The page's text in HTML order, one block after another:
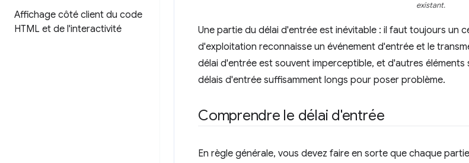
Affichage côté client du code
HTML et de l'interactivité
existant.
Une partie du délai d'entrée est inévitable : il faut toujours un
d'exploitation reconnaisse un événement d'entrée et le
délai d'entrée est souvent imperceptible, et d'autres
délais d'entrée suffisamment longs pour poser problème.
Comprendre le délai d'entrée
En règle générale, vous devez faire en sorte que chaque